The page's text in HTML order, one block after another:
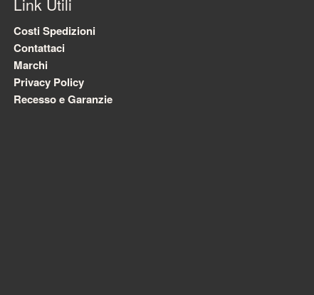
Link Utili
Costi Spedizioni
Contattaci
Marchi
Privacy Policy
Recesso e Garanzie